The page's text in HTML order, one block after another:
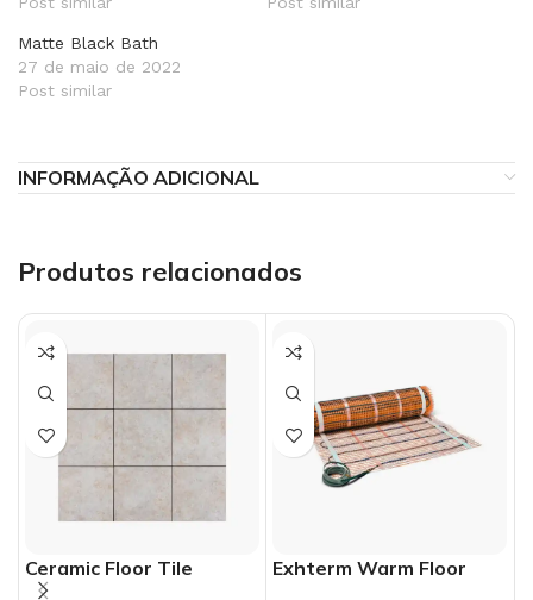
Matte Black Bath
27 de maio de 2022
Post similar
INFORMAÇÃO ADICIONAL
Produtos relacionados
Ceramic Floor Tile Exhterm Warm Floor